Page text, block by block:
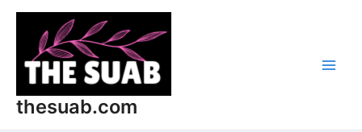
Skip
content
thesuab.com
Post
navigation